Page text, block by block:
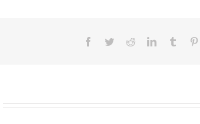
Facebook
TwitterRedditLinkedInTumblr